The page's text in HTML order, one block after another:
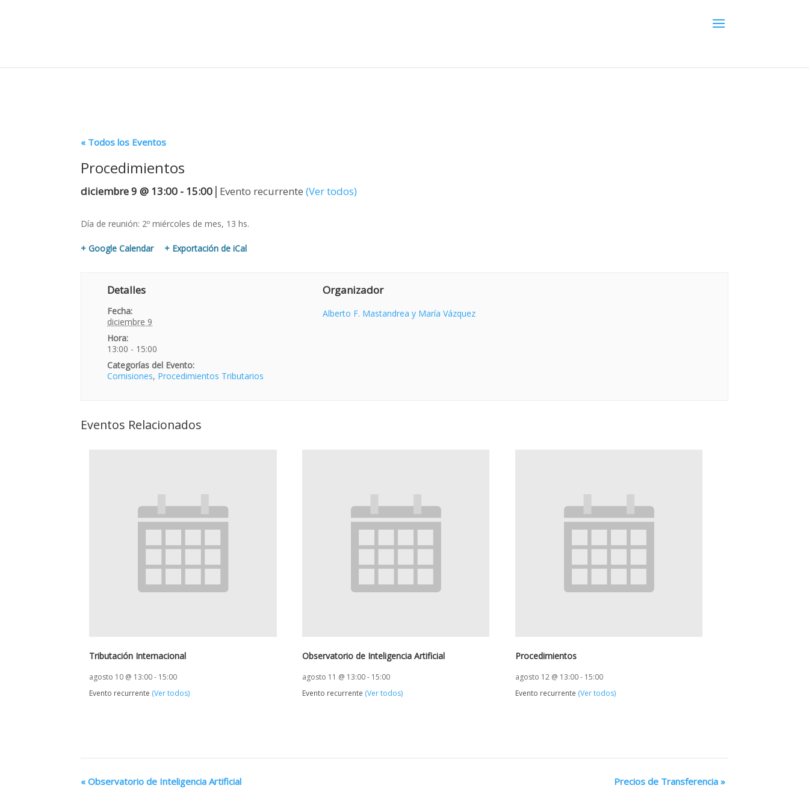
« Todos los Eventos
Procedimientos
diciembre 9 @ 13:00 - 15:00 | Evento recurrente(Ver todos)
Día de reunión: 2º miércoles de mes, 13 hs.
+ Google Calendar + Exportación de iCal
Detalles
Fecha:
diciembre 9
Hora:
13:00 - 15:00
Categorías del Evento:
Comisiones, Procedimientos Tributarios
Organizador
Alberto F. Mastandrea y María Vázquez
Eventos Relacionados
Tributación Internacional
agosto 10 @ 13:00- 15:00
Evento recurrente (Ver todos)
Observatorio de Inteligencia Artificial
agosto 11 @ 13:00- 15:00
Evento recurrente (Ver todos)
Procedimientos
agosto 12 @ 13:00- 15:00
Evento recurrente (Ver todos)
« Observatorio de Inteligencia Artificial Precios de Transferencia »